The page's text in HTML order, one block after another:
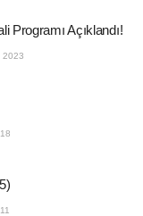
Programı Açıklandı!
2023